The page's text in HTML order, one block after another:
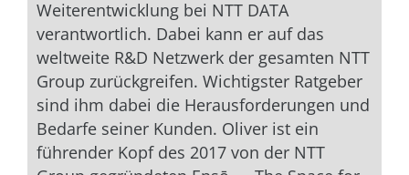
Weiterentwicklung bei NTT DATA
verantwortlich. Dabei kann er auf das
weltweite R&D Netzwerk der gesamten NTT
Group zurückgreifen. Wichtigster Ratgeber
sind ihm dabei die Herausforderungen und
Bedarfe seiner Kunden. Oliver ist ein
führender Kopf des 2017 von der NTT